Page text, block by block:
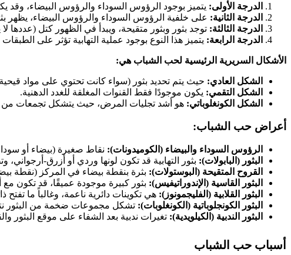
الدرجة الأولى: يتميز بوجود الرؤوس السوداء والرؤوس البيضاء، وقد يكون
الدرجة الثانية: على خلفية الرؤوس السوداء والرؤوس البيضاء، يظهر بثور
الدرجة الثالثة: توجد بثور وبثور متقيحة، ويبدأ في الظهور كتل (عددها لا
الدرجة الرابعة: يتميز هذا النوع بوجود عملية التهابية تؤثر على
الأشكال السريرية الرئيسية لحب الشباب هي:
الشكل العادي: حيث يتم تحديد بثور (سواء كانت تحتوي على مواد
الشكل التقمي: يكون موجودًا فقط القنوات المغلقة للغدد الدهنية.
الشكل الكونغلوباتي: هو أشد تجليات المرض، حيث يتشكل تجمعات من
أعراض حب الشباب:
الرؤوس السوداء والبيضاء (الكوميدونات): نقاط صغيرة (بيضاء أو
البثور (البابولات): بثور التهابية قد تكون لونها وردي أو أزرق-
القروح المتقيحة (البوستولات): بثرة بنقطة بيضاء في المركز (نقطة
البثور القاسية (الإندوراتيفيس): بثور كبيرة موجودة عميقًا، قد تكون
البثور القلابية (الفليجمونوز): هي تكوينات دائرية ناعمة، وغالباً ما تفتح
البثور الكونجلوباتية (الكونغلوبات): تشكل مجموعات ضخمة من البثور
البثور الندبية (الكيلويدية): تغيرات ندبية بعد الشفاء على موقع البثور
أسباب حب الشباب